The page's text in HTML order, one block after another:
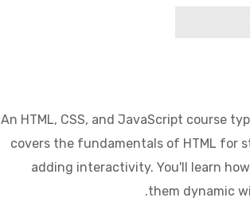
An HTML, CSS, and JavaScript course
covers the fundamentals of HTML for
adding interactivity. You'll learn
them dynamic